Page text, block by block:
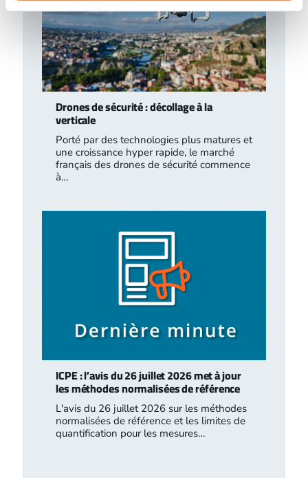
Drones de sécurité : décollage à la
verticale
Porté par des technologies plus matures et
une croissance hyper rapide, le marché
français des drones de sécurité commence
à…
ICPE : l’avis du 26 juillet 2026 met à jour
les méthodes normalisées de référence
L'avis du 26 juillet 2026 sur les méthodes
normalisées de référence et les limites de
quantification pour les mesures…